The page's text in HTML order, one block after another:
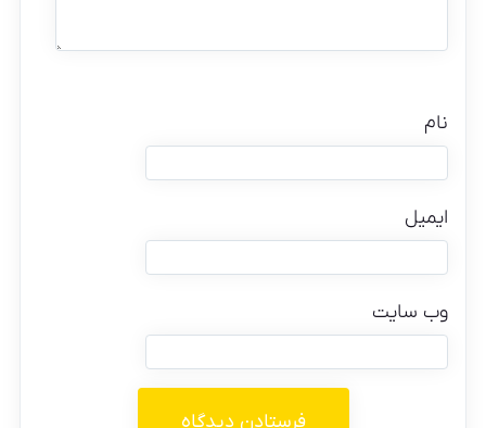
نام
ایمیل
وب‌ سایت